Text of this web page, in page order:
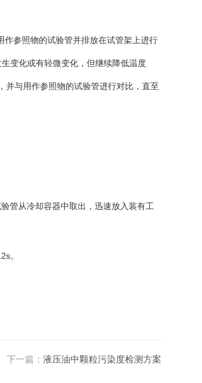
作参照物的试验管并排放在试管架上进行
变化或有轻微变化，但继续降低温度
与用作参照物的试验管进行对比，直至
管从冷却容器中取出，迅速放入装有工
。
下一篇： 液压油中颗粒污染度检测方案